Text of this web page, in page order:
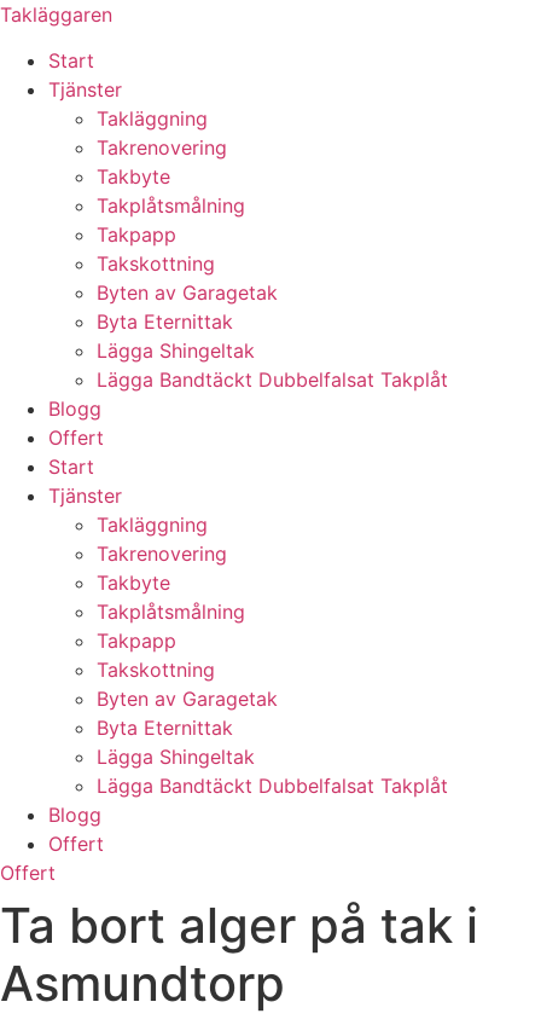
Skip
content
Takläggaren
Start
Tjänster
Takläggning
Takrenovering
Takbyte
Takplåtsmålning
Takpapp
Takskottning
Byten av Garagetak
Byta Eternittak
Lägga Shingeltak
Lägga Bandtäckt Dubbelfalsat Takplåt
Blogg
Offert
Start
Tjänster
Takläggning
Takrenovering
Takbyte
Takplåtsmålning
Takpapp
Takskottning
Byten av Garagetak
Byta Eternittak
Lägga Shingeltak
Lägga Bandtäckt Dubbelfalsat Takplåt
Blogg
Offert
Offert
Ta bort alger på tak i
Asmundtorp